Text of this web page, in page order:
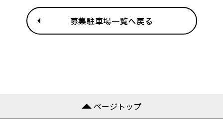
募集駐車場一覧へ戻る
ページトップ